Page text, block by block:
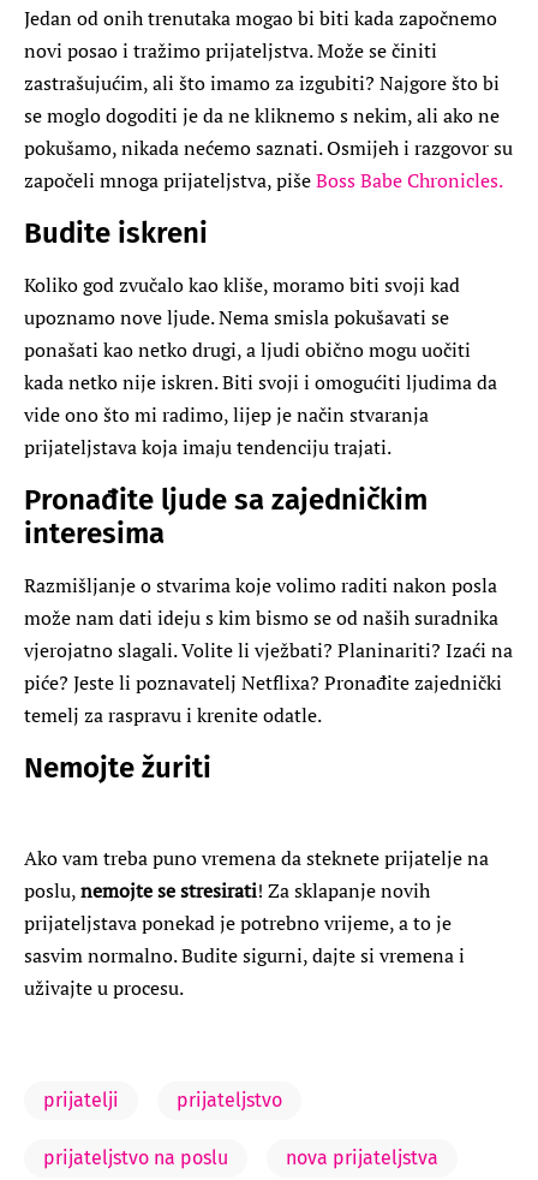
Jedan od onih trenutaka mogao bi biti kada započnemo
novi posao i tražimo prijateljstva. Može se činiti
zastrašujućim, ali što imamo za izgubiti? Najgore što bi
se moglo dogoditi je da ne kliknemo s nekim, ali ako ne
pokušamo, nikada nećemo saznati. Osmijeh i razgovor su
započeli mnoga prijateljstva, pišeBoss Babe Chronicles.
Budite iskreni
Koliko god zvučalo kao kliše, moramo biti svoji kad
upoznamo nove ljude. Nema smisla pokušavati se
ponašati kao netko drugi, a ljudi obično mogu uočiti
kada netko nije iskren. Biti svoji i omogućiti ljudima da
vide ono što mi radimo, lijep je način stvaranja
prijateljstava koja imaju tendenciju trajati.
Pronađite ljude sa zajedničkim
interesima
Razmišljanje o stvarima koje volimo raditi nakon posla
može nam dati ideju s kim bismo se od naših suradnika
vjerojatno slagali. Volite li vježbati? Planinariti? Izaći na
piće? Jeste li poznavatelj Netflixa? Pronađite zajednički
temelj za raspravu i krenite odatle.
Nemojte žuriti
Ako vam treba puno vremena da steknete prijatelje na
poslu,nemojte se stresirati! Za sklapanje novih
prijateljstava ponekad je potrebno vrijeme, a to je
sasvim normalno. Budite sigurni, dajte si vremena i
uživajte u procesu.
prijatelji prijateljstvo
prijateljstvo na poslu nova prijateljstva